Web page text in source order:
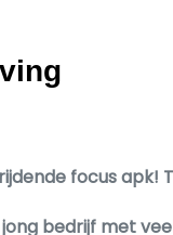
focus apk!
bedrijf met